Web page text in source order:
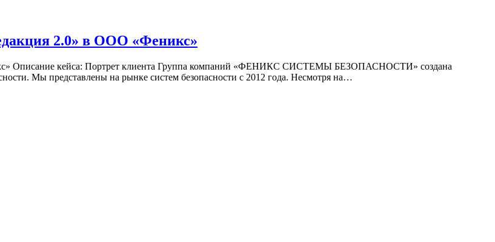
2.0» в ООО «Феникс»
Описание кейса: Портрет клиента Группа компаний «ФЕНИКС СИСТЕМЫ БЕЗОПАСНОСТИ» создана
Мы представлены на рынке систем безопасности с 2012 года. Несмотря на…